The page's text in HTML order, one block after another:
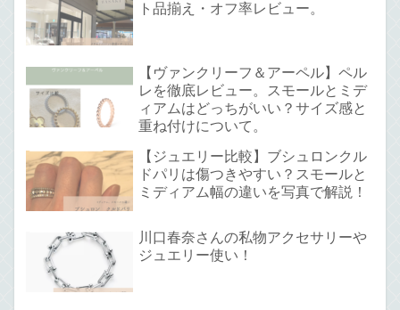
ト品揃え・オフ率レビュー。
【ヴァンクリーフ＆アーペル】ペル
レを徹底レビュー。スモールとミデ
ィアムはどっちがいい？サイズ感と
重ね付けについて。
【ジュエリー比較】ブシュロンクル
ドパリは傷つきやすい？スモールと
ミディアム幅の違いを写真で解説！
川口春奈さんの私物アクセサリーや
ジュエリー使い！